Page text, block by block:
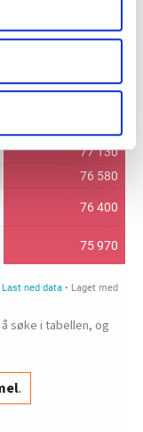
hvordan de skal
tilbake ditt
hk-nytt.no
(cookies) for å
at vi tilby
utarbeide
bruker
er angitt i
søke i tabellen, og
.